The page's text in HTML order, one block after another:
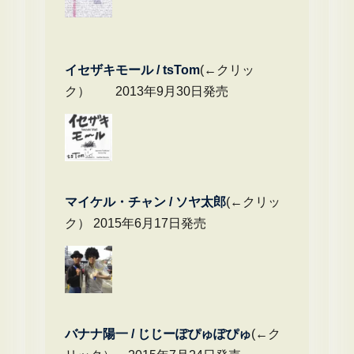
イセザキモール / tsTom(←クリッ
ク） 2013年9月30日発売
マイケル・チャ ン / ソヤ太郎(←クリッ
ク） 2015年6月17日発売
バナナ陽一 / じじーぽぴゅぽぴゅ(←ク